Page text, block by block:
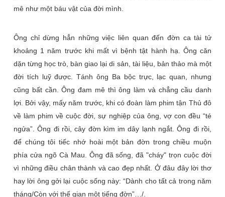
mê như một báu vật của đời mình.
Ông chỉ dừng hẳn những việc liên quan đến đờn ca tài tử
khoảng 1 năm trước khi mất vì bệnh tật hành hạ. Ông căn
dặn từng học trò, bàn giao lại di sản, tài liệu, bản thảo mà một
đời tích luỹ được. Tánh ông Ba bộc trực, lạc quan, nhưng
cũng bất cần. Ông đam mê thì ông làm và chẳng cầu danh
lợi. Bởi vậy, mấy năm trước, khi có đoàn làm phim tận Thủ đô
về làm phim về cuộc đời, sự nghiệp của ông, vợ con đều “té
ngửa”. Ông đi rồi, cây đờn kìm im dây lạnh ngắt. Ông đi rồi,
để chúng tôi tiếc nhớ hoài một bản đờn trong chiều muộn
phía cửa ngõ Cà Mau. Ông đã sống, đã "cháy" trọn cuộc đời
vì những điều chân thành và cao đẹp nhất. Ở đâu đây lời thơ
hay lời ông gởi lại cuộc sống này: “Dành cho tất cả trong năm
tháng/Còn với thế gian một tiếng đờn”…/.